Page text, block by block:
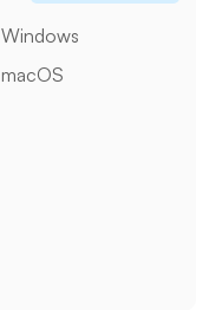
Windows
macOS